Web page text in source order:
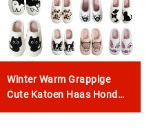
Winter Warm Grappige
Cute Katoen Haas Hond